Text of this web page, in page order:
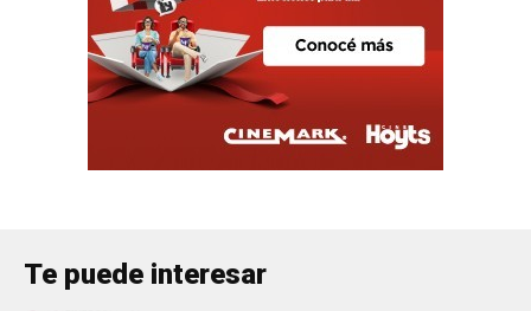
Te puede interesar